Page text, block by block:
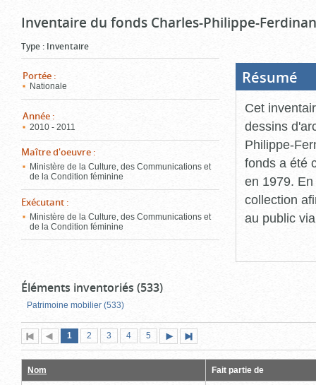
Inventaire du fonds Charles-Philippe-
Type : Inventaire
Portée :
Nationale
Année :
2010 - 2011
Maître d'oeuvre :
Ministère de la Culture, des Communications et
de la Condition féminine
Exécutant :
Ministère de la Culture, des Communications et
de la Condition féminine
Résumé
Cet
dessins
Philippe-
fonds a été
en 1979.
collection
au public
Éléments inventoriés (533)
Patrimoine mobilier (533)
Première
page
Page
précédente
Page
1 (page
actuelle)
Page
2 Page
3 Page
4 Page
5
suivante
page
Nom Fait partie de